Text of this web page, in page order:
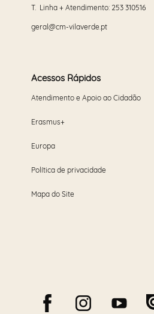
T. Linha + Atendimento: 253 310516
geral@cm-vilaverde.pt
Acessos Rápidos
Atendimento e Apoio ao Cidadão
Erasmus+
Europa
Política de privacidade
Mapa do Site